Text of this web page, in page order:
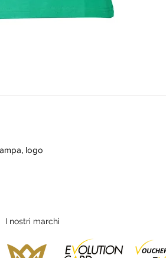
logo
I nostri marchi